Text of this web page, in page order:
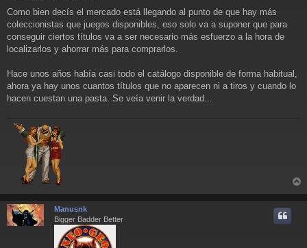
n
s
a
j
Como bien decís el mercado está llegando al punto de que hay más
coleccionistas que juegos disponibles, eso solo va a suponer que para
conseguir ciertos títulos va a ser necesario más esfuerzo a la hora de
localizarlos y ahorrar más para comprarlos.
Hace unos años había casi todo el catálogo disponible de forma habitual,
ahora ya hay unos cuantos títulos que no aparecen ni a tiros y cuando lo
hacen cuestan una pasta. Se veía venir la verdad...
r
Manusnk
Bigger Badder Better